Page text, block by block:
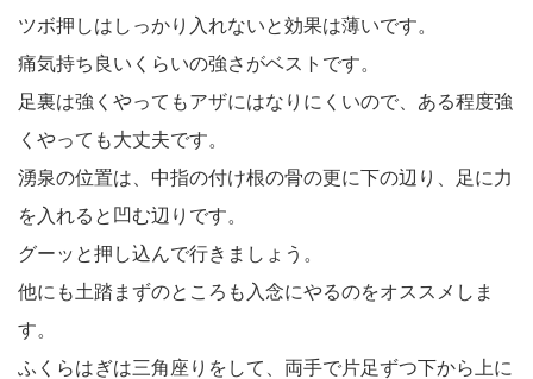
ツボ押しはしっかり入れないと効果は薄いです。
痛気持ち良いくらいの強さがベストです。
足裏は強くやってもアザにはなりにくいので、ある程度強
くやっても大丈夫です。
湧泉の位置は、中指の付け根の骨の更に下の辺り、足に力
を入れると凹む辺りです。
グーッと押し込んで行きましょう。
他にも土踏まずのところも入念にやるのをオススメしま
す。
ふくらはぎは三角座りをして、両手で片足ずつ下から上に